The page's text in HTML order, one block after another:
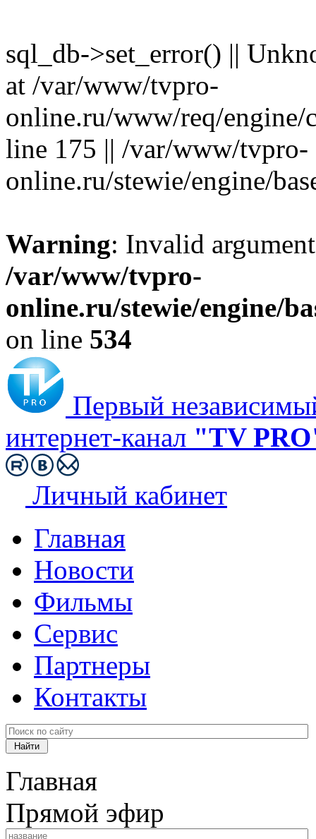
sql_db->set_error() ||
at /var/www/tvpro-
online.ru/www/req/
line 175 || /var/www/tvpro-
online.ru/stewie/engine/
Warning: Invalid
/var/www/tvpro-
online.ru/stewie/engine/
on line 534
Первый
интернет-канал "TV
Личный кабинет
Главная
Новости
Фильмы
Сервис
Партнеры
Контакты
Главная
Прямой эфир